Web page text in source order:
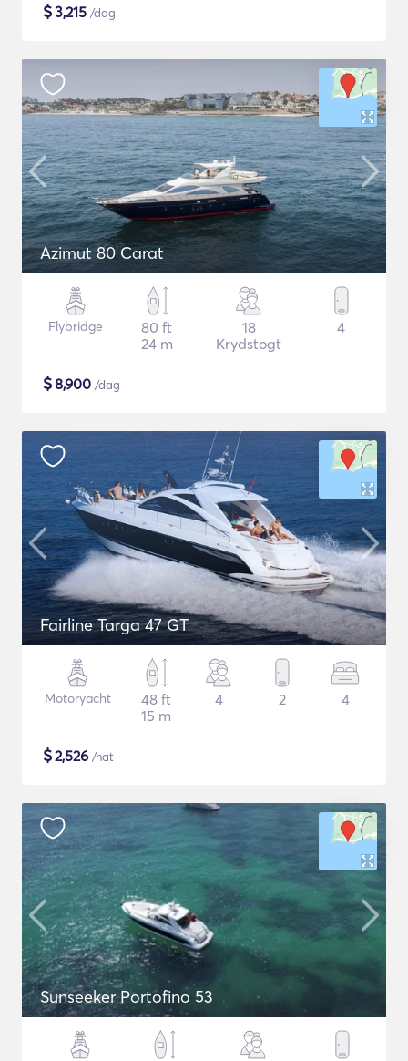
$3,215 /dag
Azimut 80 Carat
Flybridge
80 ft
24 m
18
Krydstogt
4
$8,900 /dag
Fairline Targa 47 GT
Motoryacht
48 ft
15 m
4 2 4
$2,526 /nat
Sunseeker Portofino 53